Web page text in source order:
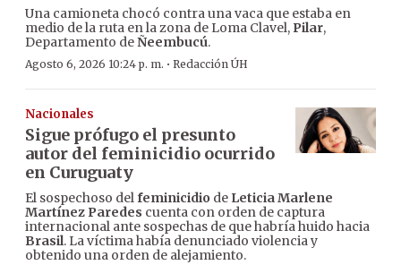
Una camioneta chocó contra una vaca que estaba en
medio de la ruta en la zona de Loma Clavel, Pilar,
Departamento deÑeembucú.
Agosto 6, 2026 10:24 p. m. · Redacción ÚH
Nacionales
Sigue prófugo el presunto
autor del feminicidio ocurrido
en Curuguaty
El sospechoso delfeminicidio de Leticia Marlene
Martínez Paredes cuenta con orden de captura
internacional ante sospechas de que habría huido hacia
Brasil. La víctima había denunciado violencia y
obtenido una orden de alejamiento.